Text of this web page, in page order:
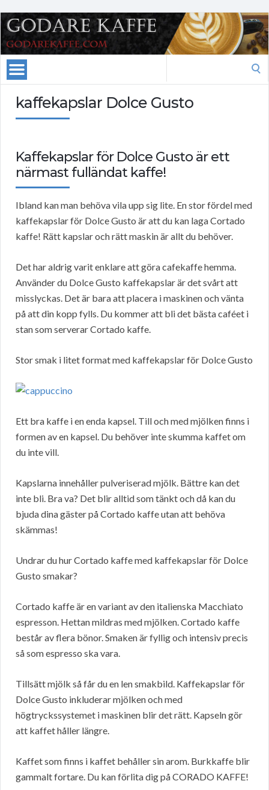
kaffekapslar Dolce Gusto
Kaffekapslar för Dolce Gusto är ett
närmast fulländat kaffe!
Ibland kan man behöva vila upp sig lite. En stor fördel med
kaffekapslar för Dolce Gusto är att du kan laga Cortado
kaffe! Rätt kapslar och rätt maskin är allt du behöver.
Det har aldrig varit enklare att göra cafekaffe hemma.
Använder du Dolce Gusto kaffekapslar är det svårt att
misslyckas. Det är bara att placera i maskinen och vänta
på att din kopp fylls. Du kommer att bli det bästa caféet i
stan som serverar Cortado kaffe.
Stor smak i litet format med kaffekapslar för Dolce Gusto
Ett bra kaffe i en enda kapsel. Till och med mjölken finns i
formen av en kapsel. Du behöver inte skumma kaffet om
du inte vill.
Kapslarna innehåller pulveriserad mjölk. Bättre kan det
inte bli. Bra va? Det blir alltid som tänkt och då kan du
bjuda dina gäster på Cortado kaffe utan att behöva
skämmas!
Undrar du hur Cortado kaffe med kaffekapslar för Dolce
Gusto smakar?
Cortado kaffe är en variant av den italienska Macchiato
espresson. Hettan mildras med mjölken. Cortado kaffe
består av flera bönor. Smaken är fyllig och intensiv precis
så som espresso ska vara.
Tillsätt mjölk så får du en len smakbild. Kaffekapslar för
Dolce Gusto inkluderar mjölken och med
högtryckssystemet i maskinen blir det rätt. Kapseln gör
att kaffet håller längre.
Kaffet som finns i kaffet behåller sin arom. Burkkaffe blir
gammalt fortare. Du kan förlita dig på CORADO KAFFE!